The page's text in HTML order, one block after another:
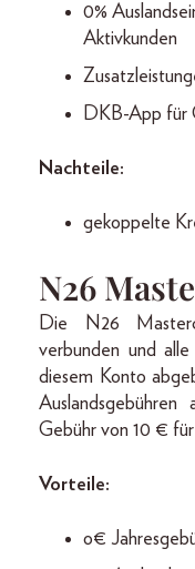
0%
Aktivkunden
DKB-App für
Nachteile:
gekoppelte
N26
Die N26
verbunden und
diesem Konto
Gebühr von 10 €
Vorteile:
o€